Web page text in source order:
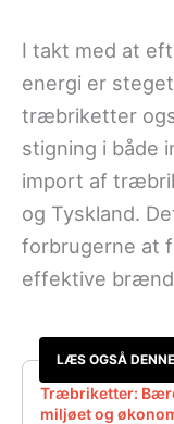
I takt med at
energi er
træbriketter
stigning i både
import af
og Tyskland.
forbrugerne at
effektive
LÆS OGSÅ
Træbriketter:
miljøet og